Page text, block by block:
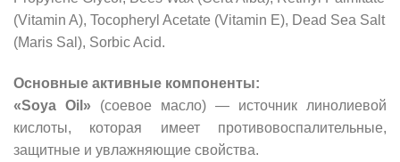
(Vitamin A), Tocopheryl Acetate (Vitamin E), Dead Sea Salt
(Maris Sal), Sorbic Acid.
Основные активные компоненты:
«Soya Oil» (соевое масло) — источник линолиевой
кислоты, которая имеет противовоспалительные,
защитные и увлажняющие свойства.